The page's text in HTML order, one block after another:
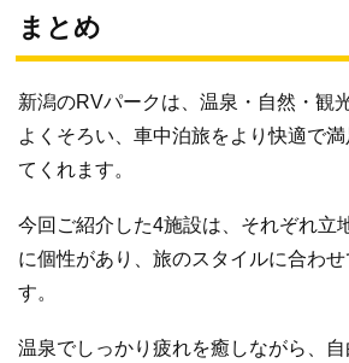
まとめ
新潟のRVパークは、温泉・自然・観
よくそろい、車中泊旅をより快適で
てくれます。
今回ご紹介した4施設は、それぞれ立
に個性があり、旅のスタイルに合わ
す。
温泉でしっかり疲れを癒しながら、